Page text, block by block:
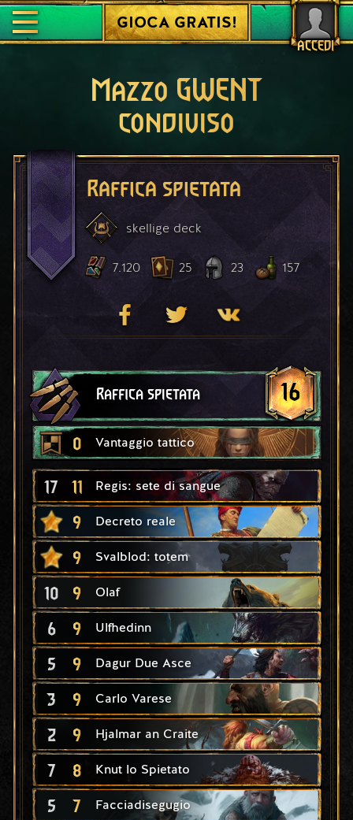
ACCEDI
GIOCA GRATIS!
Mazzo GWENT
condiviso
Raffica spietata
skellige deck
7.120 25 23 157
Raffica spietata 16
0 Vantaggio tattico
17 11 Regis: sete di sangue
9 Decreto reale
9 Svalblod: totem
10 9 Olaf
6 9 Ulfhedinn
5 9 Dagur Due Asce
3 9 Carlo Varese
2 9 Hjalmar an Craite
7 8 Knut lo Spietato
5 7 Facciadisegugio